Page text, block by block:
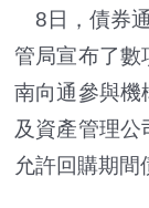
8日，債券
管局宣布了數
南向通參與機
及資產管理公
允許回購期